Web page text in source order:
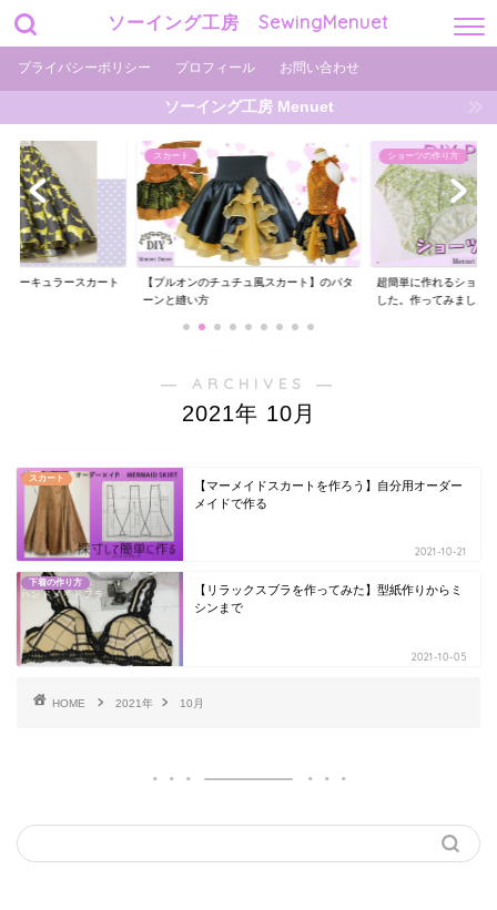
ソーイング工房 SewingMenuet
プライバシーポリシー プロフィール お問い合わせ
ソーイング工房 Menuet
ュ風スカート】のパタ
ショーツの作り方
超簡単に作れるショーツの型紙を用意しま
した。作ってみまし...
ショーツの作り方
ギャザーがエレガント
ーツの作り方【型紙...
― ARCHIVES ―
2021年 10月
スカート
【マーメイドスカートを作ろう】自分用オーダー
メイドで作る
2021-10-21
下着の作り方
【リラックスブラを作ってみた】型紙作りからミ
シンまで
2021-10-05
HOME 2021年 10月